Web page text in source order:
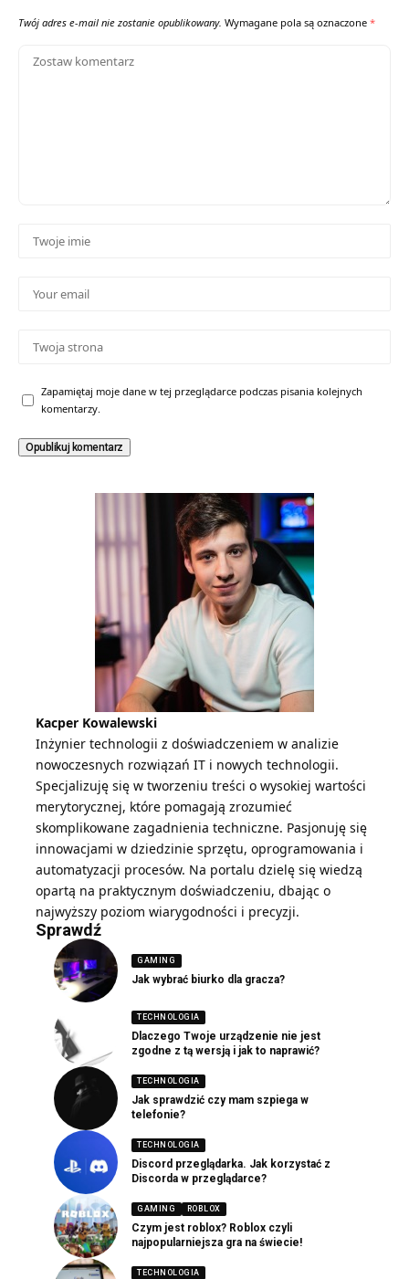
Twój adres e-mail nie zostanie opublikowany. Wymagane pola są oznaczone *
Zapamiętaj moje dane w tej przeglądarce podczas pisania kolejnych
komentarzy.
Kacper Kowalewski
Inżynier technologii z doświadczeniem w analizie
nowoczesnych rozwiązań IT i nowych technologii.
Specjalizuję się w tworzeniu treści o wysokiej wartości
merytorycznej, które pomagają zrozumieć
skomplikowane zagadnienia techniczne. Pasjonuję się
innowacjami w dziedzinie sprzętu, oprogramowania i
automatyzacji procesów. Na portalu dzielę się wiedzą
opartą na praktycznym doświadczeniu, dbając o
najwyższy poziom wiarygodności i precyzji.
Sprawdź
GAMING
Jak wybrać biurko dla gracza?
TECHNOLOGIA
Dlaczego Twoje urządzenie nie jest
zgodne z tą wersją i jak to naprawić?
TECHNOLOGIA
Jak sprawdzić czy mam szpiega w
telefonie?
TECHNOLOGIA
Discord przeglądarka. Jak korzystać z
Discorda w przeglądarce?
GAMING ROBLOX
Czym jest roblox? Roblox czyli
najpopularniejsza gra na świecie!
TECHNOLOGIA